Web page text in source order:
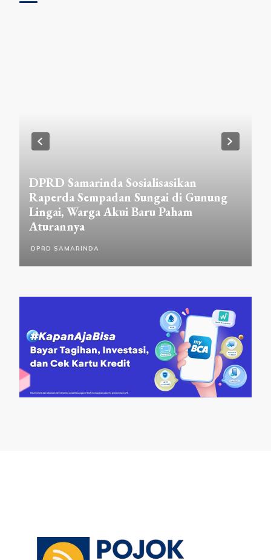
DPRD SAMARINDA
DPRD Samarinda Sosialisasikan
Raperda Sempadan Sungai di Gunung
Lingai, Warga Akui Baru Paham
Aturannya